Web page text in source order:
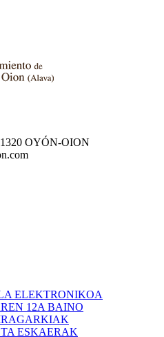
OYÓN-OION
ELEKTRONIKOA
12A BAINO
ESKAERAK